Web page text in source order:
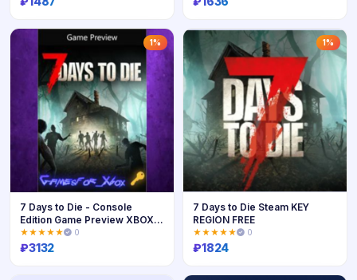
Купить Купить
1%
7 Days to Die - Console
Edition Game Preview XBOX
Ключ
★★★★★ 0
₽3132
1%
7 Days to Die Steam KEY
REGION FREE
★★★★★ 0
₽1824